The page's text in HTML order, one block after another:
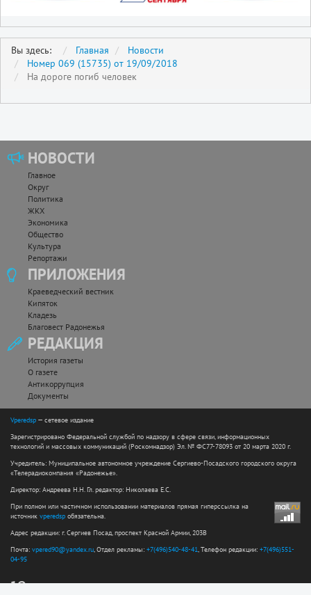
Вы здесь: Главная
Новости
Номер 069 (15735) от 19/09/2018
На дороге погиб человек
НОВОСТИ
Главное
Округ
Политика
ЖКХ
Экономика
Общество
Культура
Репортажи
ПРИЛОЖЕНИЯ
Краеведческий вестник
Кипяток
Кладезь
Благовест Радонежья
РЕДАКЦИЯ
История газеты
О газете
Антикоррупция
Документы
Vperedsp — сетевое издание
Зарегистрировано Федеральной службой по надзору в сфере связи, информационных
технологий и массовых коммуникаций (Роскомнадзор) Эл. № ФС77-78093 от 20 марта 2020 г.
Учредитель: Муниципальное автономное учреждение Сергиево-Посадского городского округа
«Телерадиокомпания «Радонежье».
Директор: Андреева Н.Н. Гл. редактор: Николаева Е.С.
При полном или частичном использовании материалов прямая гиперссылка на
источник vperedsp обязательна.
Адрес редакции: г. Сергиев Посад, проспект Красной Армии, 203В
Почта: vpered90@yandex.ru, Отдел рекламы: +7(496)540-48-41, Телефон редакции: +7(496)551-
04-95
12+